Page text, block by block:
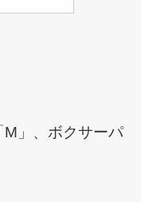
」、ボクサーパ